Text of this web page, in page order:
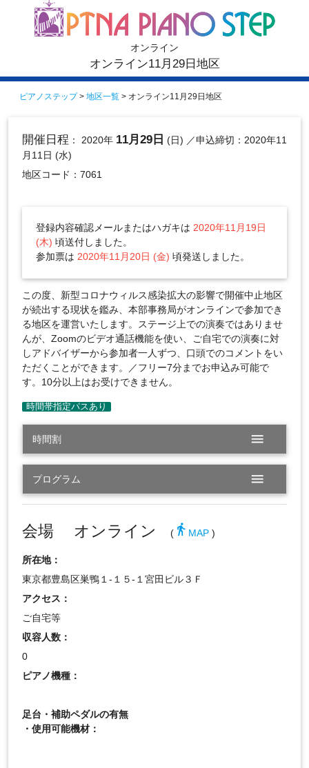
オンライン
オンライン11月29日地区
ピアノステップ> 地区一覧 > オンライン11月29日地区
開催日程 ： 2020年 11月29日 (日) ／申込締切：2020年11
月11日 (水)
地区コード：7061
登録内容確認メールまたはハガキは 2020年11月19日
(木) 頃送付しました。
参加票は 2020年11月20日 (金) 頃発送しました。
この度、新型コロナウィルス感染拡大の影響で開催中止地区
が続出する現状を鑑み、本部事務局がオンラインで参加でき
る地区を運営いたします。ステージ上での演奏ではありませ
んが、Zoomのビデオ通話機能を使い、ご自宅での演奏に対
しアドバイザーから参加者一人ずつ、口頭でのコメントをい
ただくことができます。／フリー7分までお申込み可能で
す。10分以上はお受けできません。
時間割 menu
プログラム menu
会場 オンライン (directions_walk MAP)
所在地：
東京都豊島区巣鴨１-１５-１宮田ビル３Ｆ
アクセス：
ご自宅等
収容人数：
0
ピアノ機種：
足台・補助ペダルの有無
・使用可能機材：